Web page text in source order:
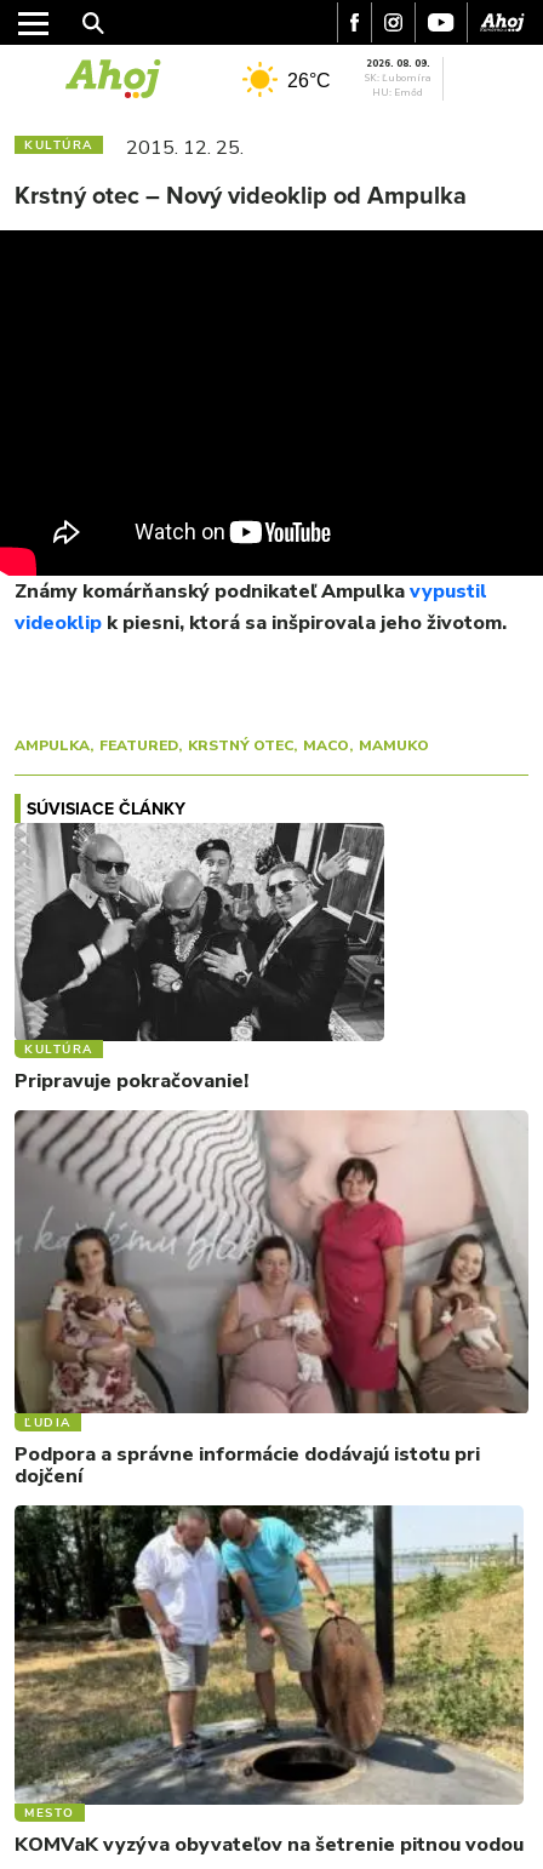
FOTKY
VIDEO
MIX
26°C
2026. 08. 09.
SK: Ľubomíra
HU: Emőd
KULTÚRA 2015. 12. 25.
Krstný otec – Nový videoklip od Ampulka
Známy komárňanský podnikateľ Ampulkavypustil
videoklip k piesni, ktorá sa inšpirovala jeho životom.
AMPULKA FEATURED KRSTNÝ OTEC MACO MAMUKO
SÚVISIACE ČLÁNKY
KULTÚRA
Pripravuje pokračovanie!
ĽUDIA
Podpora a správne informácie dodávajú istotu pri
dojčení
MESTO
KOMVaK vyzýva obyvateľov na šetrenie pitnou vodou